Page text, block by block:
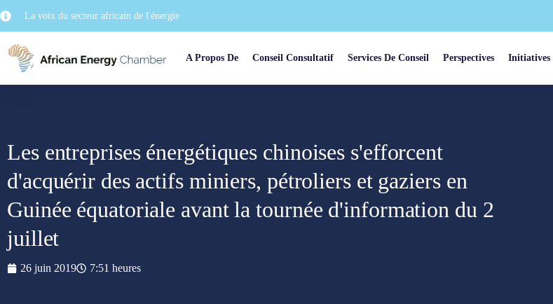
La voix du secteur africain de l'énergie
A Propos De Conseil Consultatif Services De Conseil Perspectives Initiatives
Les entreprises énergétiques chinoises s'efforcent
d'acquérir des actifs miniers, pétroliers et gaziers en
Guinée équatoriale avant la tournée d'information du 2
juillet
26 juin 2019 7:51 heures